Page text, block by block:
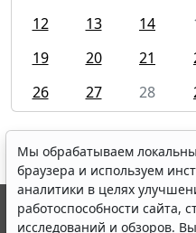
12
13 14
19
20 21
26
27 28
Мы обрабатываем
браузера и используем
аналитики в целях
работоспособности сайта,
исследований и обзоров.
© ООО "НПП "ГАРАНТ-